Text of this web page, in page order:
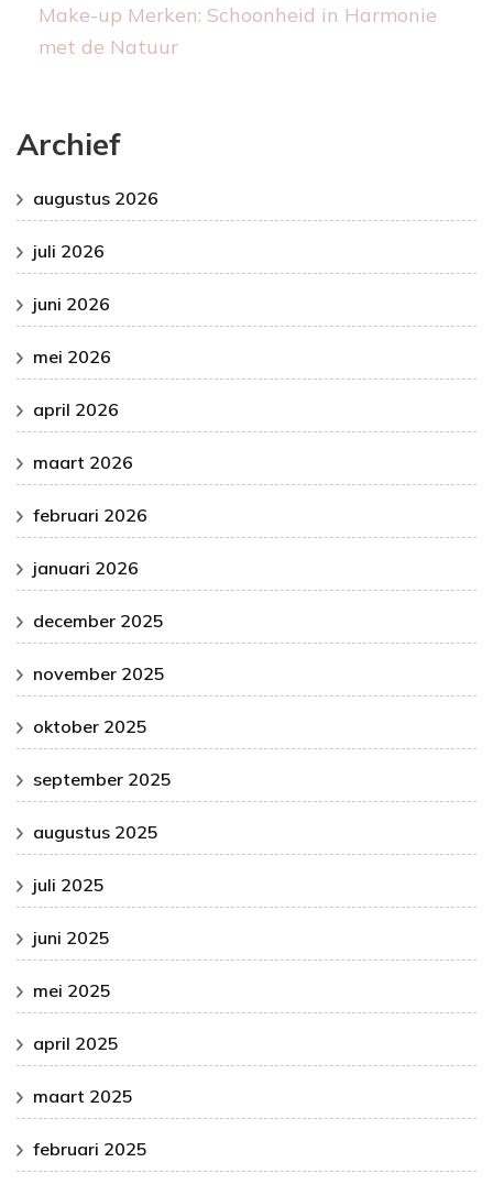
Make-up Merken: Schoonheid in Harmonie
met de Natuur
Archief
augustus 2026
juli 2026
juni 2026
mei 2026
april 2026
maart 2026
februari 2026
januari 2026
december 2025
november 2025
oktober 2025
september 2025
augustus 2025
juli 2025
juni 2025
mei 2025
april 2025
maart 2025
februari 2025